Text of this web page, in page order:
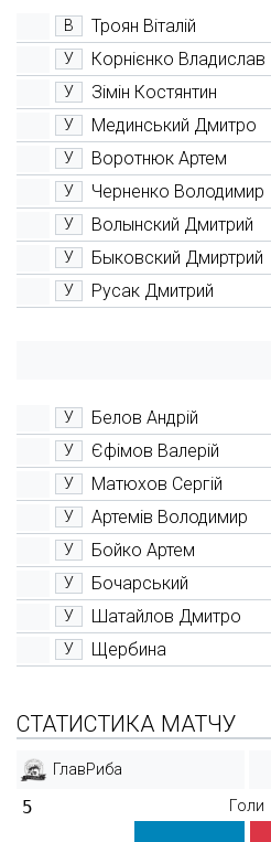
В Троян Віталій
У Корнієнко Владислав
У Зімін Костянтин
У Мединський Дмитро
У Воротнюк Артем
У Черненко Володимир
У Волынский Дмитрий
У Быковский Дмиртрий
У Русак Дмитрий
У Белов Андрій
У Єфімов Валерій
У Матюхов Сергій
У Артемів Володимир
У Бойко Артем
У Бочарський
У Шатайлов Дмитро
У Щербина
СТАТИСТИКА МАТЧУ
ГлавРиба
5 Голи